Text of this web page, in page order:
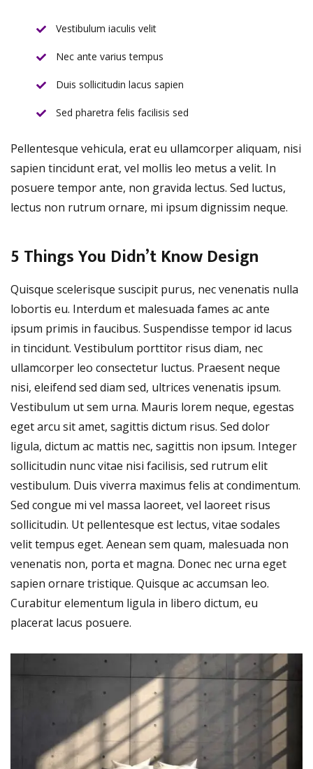
Vestibulum iaculis velit
Nec ante varius tempus
Duis sollicitudin lacus sapien
Sed pharetra felis facilisis sed
Pellentesque vehicula, erat eu ullamcorper aliquam, nisi
sapien tincidunt erat, vel mollis leo metus a velit. In
posuere tempor ante, non gravida lectus. Sed luctus,
lectus non rutrum ornare, mi ipsum dignissim neque.
5 Things You Didn’t Know Design
Quisque scelerisque suscipit purus, nec venenatis nulla
lobortis eu. Interdum et malesuada fames ac ante
ipsum primis in faucibus. Suspendisse tempor id lacus
in tincidunt. Vestibulum porttitor risus diam, nec
ullamcorper leo consectetur luctus. Praesent neque
nisi, eleifend sed diam sed, ultrices venenatis ipsum.
Vestibulum ut sem urna. Mauris lorem neque, egestas
eget arcu sit amet, sagittis dictum risus. Sed dolor
ligula, dictum ac mattis nec, sagittis non ipsum. Integer
sollicitudin nunc vitae nisi facilisis, sed rutrum elit
vestibulum. Duis viverra maximus felis at condimentum.
Sed congue mi vel massa laoreet, vel laoreet risus
sollicitudin. Ut pellentesque est lectus, vitae sodales
velit tempus eget. Aenean sem quam, malesuada non
venenatis non, porta et magna. Donec nec urna eget
sapien ornare tristique. Quisque ac accumsan leo.
Curabitur elementum ligula in libero dictum, eu
placerat lacus posuere.